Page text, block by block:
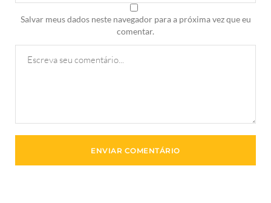
Salvar meus dados neste navegador para a próxima vez que eu
comentar.